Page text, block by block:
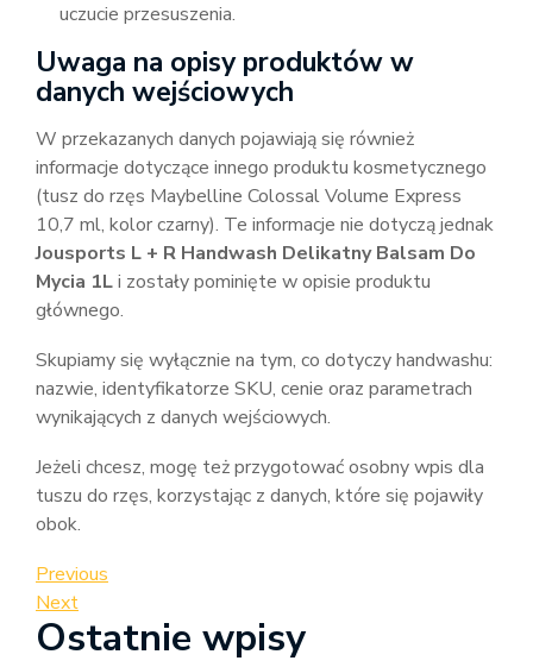
uczucie przesuszenia.
Uwaga na opisy produktów w
danych wejściowych
W przekazanych danych pojawiają się również
informacje dotyczące innego produktu kosmetycznego
(tusz do rzęs Maybelline Colossal Volume Express
10,7 ml, kolor czarny). Te informacje nie dotyczą jednak
Jousports L + R Handwash Delikatny Balsam Do
Mycia 1Li zostały pominięte w opisie produktu
głównego.
Skupiamy się wyłącznie na tym, co dotyczy handwashu:
nazwie, identyfikatorze SKU, cenie oraz parametrach
wynikających z danych wejściowych.
Jeżeli chcesz, mogę też przygotować osobny wpis dla
tuszu do rzęs, korzystając z danych, które się pojawiły
obok.
Nawigacja
wpisu
Previous
Post
Previous
Next
Post
Next
Ostatnie wpisy